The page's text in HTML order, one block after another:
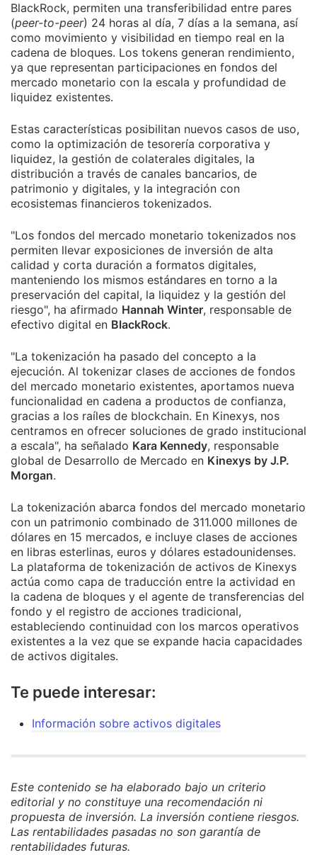
BlackRock, permiten una transferibilidad entre pares
(peer-to-peer) 24 horas al día, 7 días a la semana, así
como movimiento y visibilidad en tiempo real en la
cadena de bloques. Los tokens generan rendimiento,
ya que representan participaciones en fondos del
mercado monetario con la escala y profundidad de
liquidez existentes.
Estas características posibilitan nuevos casos de uso,
como la optimización de tesorería corporativa y
liquidez, la gestión de colaterales digitales, la
distribución a través de canales bancarios, de
patrimonio y digitales, y la integración con
ecosistemas financieros tokenizados.
"Los fondos del mercado monetario tokenizados nos
permiten llevar exposiciones de inversión de alta
calidad y corta duración a formatos digitales,
manteniendo los mismos estándares en torno a la
preservación del capital, la liquidez y la gestión del
riesgo", ha afirmado Hannah Winter, responsable de
efectivo digital en BlackRock.
"La tokenización ha pasado del concepto a la
ejecución. Al tokenizar clases de acciones de fondos
del mercado monetario existentes, aportamos nueva
funcionalidad en cadena a productos de confianza,
gracias a los raíles de blockchain. En Kinexys, nos
centramos en ofrecer soluciones de grado institucional
a escala", ha señalado Kara Kennedy, responsable
global de Desarrollo de Mercado en Kinexys by J.P.
Morgan.
La tokenización abarca fondos del mercado monetario
con un patrimonio combinado de 311.000 millones de
dólares en 15 mercados, e incluye clases de acciones
en libras esterlinas, euros y dólares estadounidenses.
La plataforma de tokenización de activos de Kinexys
actúa como capa de traducción entre la actividad en
la cadena de bloques y el agente de transferencias del
fondo y el registro de acciones tradicional,
estableciendo continuidad con los marcos operativos
existentes a la vez que se expande hacia capacidades
de activos digitales.
Te puede interesar:
Información sobre activos digitales
Este contenido se ha elaborado bajo un criterio
editorial y no constituye una recomendación ni
propuesta de inversión. La inversión contiene riesgos.
Las rentabilidades pasadas no son garantía de
rentabilidades futuras.